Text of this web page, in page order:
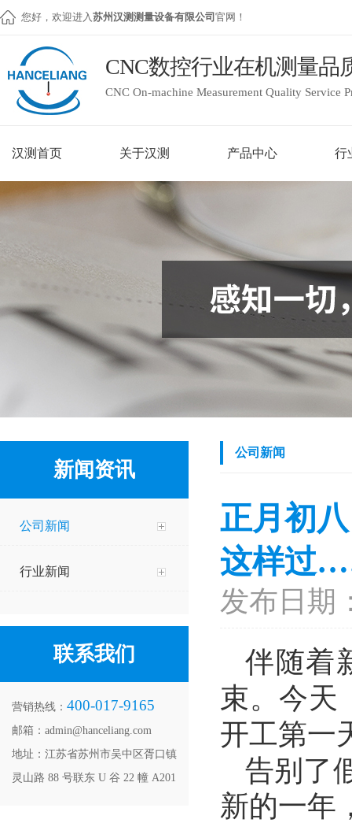
您好，欢迎进入苏州汉测测量设备有限公司 官网！
CNC数控行业在机测量品
CNC On-machine Measurement Quality Service
汉测首页 关于汉测 产品中心 行
新闻资讯
公司新闻
行业新闻
联系我们
营销热线： 400-017-9165
邮箱：admin@hanceliang.com
地址：江苏省苏州市吴中区胥口镇
灵山路 88 号联东 U 谷 22 幢 A201
公司新闻
正月初
这样过
发布日期
伴随着
束。今天
开工第一
告别了
新的一年